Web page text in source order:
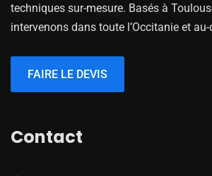
techniques sur-mesure. Basés à
intervenons dans toute l’Occitanie et au-
FAIRE LE DEVIS
Contact